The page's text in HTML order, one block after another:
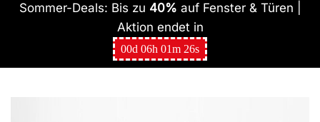
Sommer-Deals: Bis zu 40% auf Fenster & Türen |
Aktion endet in
00d 06h 01m 25s